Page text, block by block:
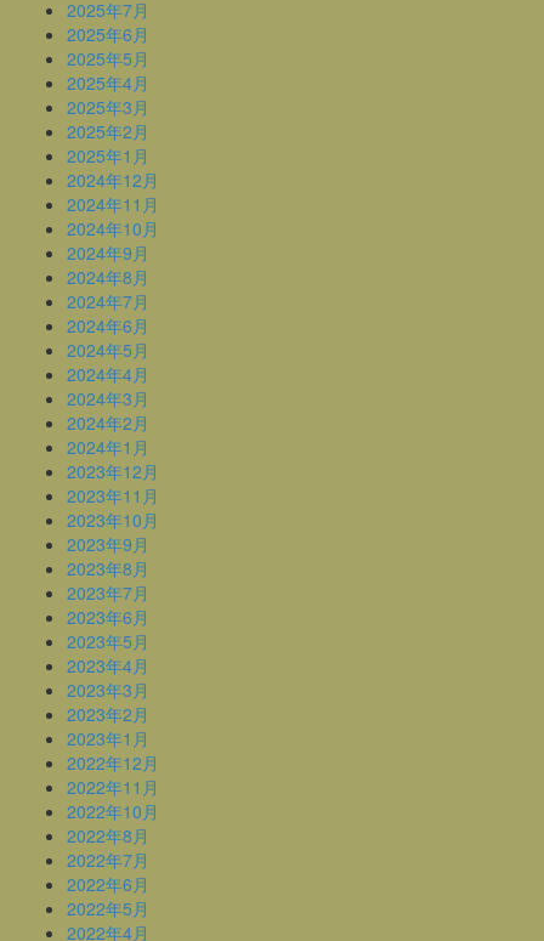
2025年7月
2025年6月
2025年5月
2025年4月
2025年3月
2025年2月
2025年1月
2024年12月
2024年11月
2024年10月
2024年9月
2024年8月
2024年7月
2024年6月
2024年5月
2024年4月
2024年3月
2024年2月
2024年1月
2023年12月
2023年11月
2023年10月
2023年9月
2023年8月
2023年7月
2023年6月
2023年5月
2023年4月
2023年3月
2023年2月
2023年1月
2022年12月
2022年11月
2022年10月
2022年8月
2022年7月
2022年6月
2022年5月
2022年4月